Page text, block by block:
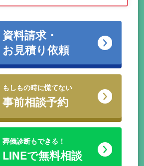
資料請求・
お見積り依頼
もしもの時に慌てない
事前相談予約
葬儀診断もできる！
LINEで無料相談